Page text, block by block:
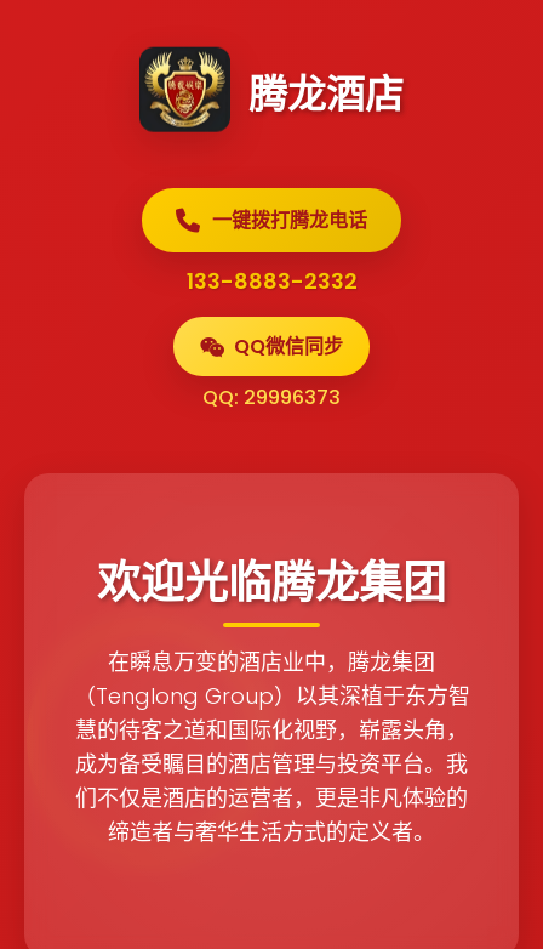
腾龙酒店
一键拨打腾龙电话
133-8883-2332
QQ微信同步
QQ: 29996373
欢迎光临腾龙集团
在瞬息万变的酒店业中，腾龙集团
（Tenglong Group）以其深植于东方智
慧的待客之道和国际化视野，崭露头角，
成为备受瞩目的酒店管理与投资平台。我
们不仅是酒店的运营者，更是非凡体验的
缔造者与奢华生活方式的定义者。